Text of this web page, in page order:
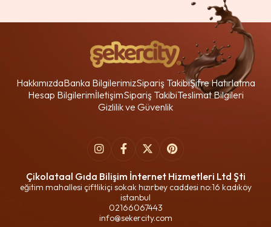
HakkımızdaBanka BilgilerimizSipariş TakibiŞifre Hatırlatma
Hesap BilgilerimİletişimSipariş TakibiTeslimat Bilgileri
Gizlilik ve Güvenlik
Çikolataal Gıda Bilişim İnternet Hizmetleri Ltd Şti
eğitim mahallesi çiftlikiçi sokak hızırbey caddesi no:16 kadıköy
istanbul
02166067443
info@sekercity.com